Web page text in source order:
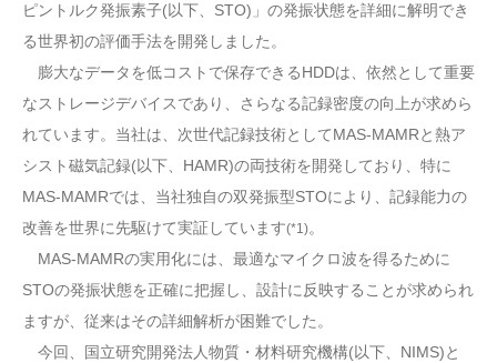
ピントルク発振素子(以下、STO)」の発振状態を詳細に解明でき
る世界初の評価手法を開発しました。
膨大なデータを低コストで保存できるHDDは、依然として重要
なストレージデバイスであり、さらなる記録密度の向上が求めら
れています。当社は、次世代記録技術としてMAS-MAMRと熱ア
シスト磁気記録(以下、HAMR)の両技術を開発しており、特に
MAS-MAMRでは、当社独自の双発振型STOにより、記録能力の
改善を世界に先駆けて実証しています(*1)。
MAS-MAMRの実用化には、最適なマイクロ波を得るために
STOの発振状態を正確に把握し、設計に反映することが求められ
ますが、従来はその詳細解析が困難でした。
今回、国立研究開発法人物質・材料研究機構(以下、NIMS)と